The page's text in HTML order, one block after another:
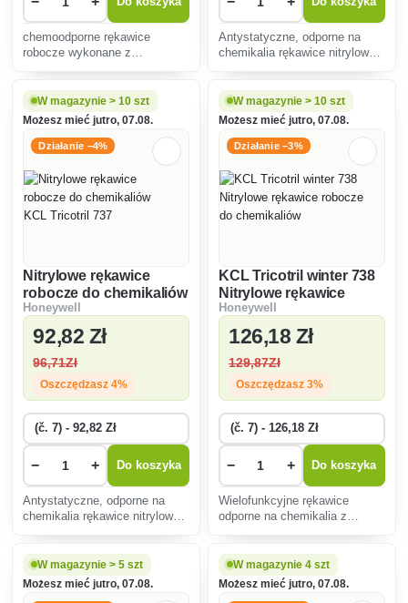
chemoodporne rękawice
robocze wykonane z
Antystatyczne, odporne na
chemikalia rękawice nitrylowe
chemicznych, długość 30 cm.
W magazynie > 10 szt
Możesz mieć jutro, 07.08.
Działanie −4%
Nitrylowe rękawice
robocze do chemikaliów
KCL Tricotril 737
Honeywell
92,82 Zł
96,71Zł
Oszczędzasz 4%
− + Do koszyka
Antystatyczne, odporne na
chemikalia rękawice nitrylowe
chemicznych, długość 40 cm.
W magazynie > 10 szt
Możesz mieć jutro, 07.08.
Działanie −3%
KCL Tricotril winter 738
Nitrylowe rękawice
robocze do chemikaliów
Honeywell
126,18 Zł
129,87Zł
Oszczędzasz 3%
− + Do koszyka
Wielofunkcyjne rękawice
odporne na chemikalia z
ciepło do + 100°C, długość 30
cm.
W magazynie > 5 szt
Możesz mieć jutro, 07.08.
W magazynie 4 szt
Możesz mieć jutro, 07.08.